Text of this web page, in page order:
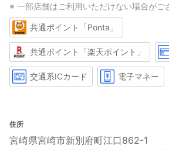
※ 一部店舗はご利用いただけない場合がご
共通ポイント「Ponta」
共通ポイント「楽天ポイント」
交通系ICカード 電子マネー
住所
宮崎県宮崎市新別府町江口862-1